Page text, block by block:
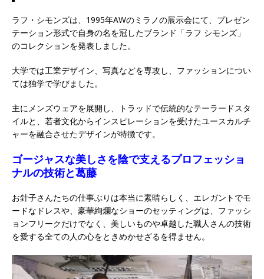
ラフ・シモンズは、1995年AWのミラノの展示会にて、プレゼン
テーション形式で自身の名を冠したブランド「ラフ シモンズ」
のコレクションを発表しました。
大学では工業デザイン、写真などを専攻し、ファッションについ
ては独学で学びました。
主にメンズウェアを展開し、トラッドで伝統的なテーラードスタ
イルと、若者文化からインスピレーションを受けたユースカルチ
ャーを融合させたデザインが特徴です。
ゴージャスな美しさを陰で支えるプロフェッショ
ナルの技術と葛藤
お針子さんたちの仕事ぶりは本当に素晴らしく、エレガントでモ
ードなドレスや、豪華絢爛なショーのセッティングは、ファッシ
ョンフリークだけでなく、美しいものや卓越した職人さんの技術
を愛する全ての人の心をときめかせざるを得ません。